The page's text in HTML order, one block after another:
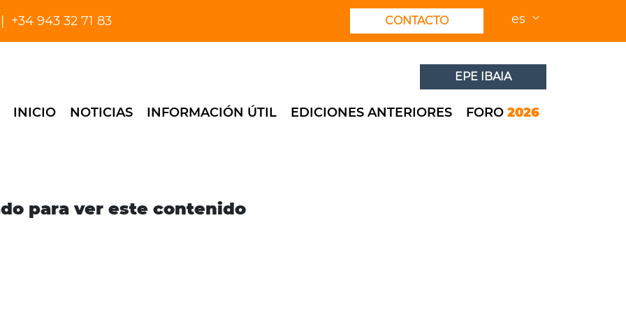
+34 943 32 71 83 CONTACTO es
EPE IBAIA
INICIO NOTICIAS INFORMACIÓN ÚTIL EDICIONES ANTERIORES FORO 2026
para ver este contenido